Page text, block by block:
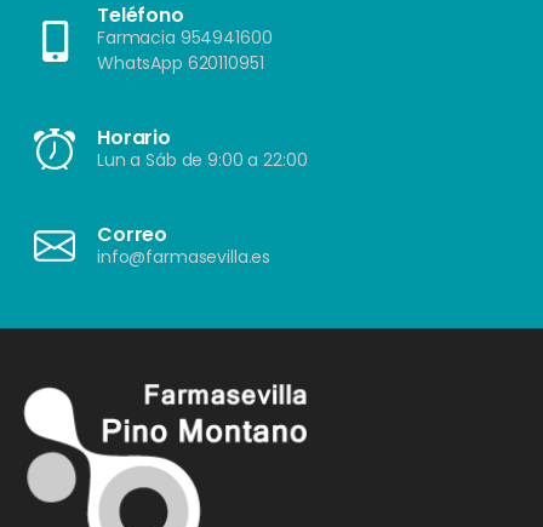
Teléfono
Farmacia 954941600
WhatsApp 620110951
Horario
Lun a Sáb de 9:00 a 22:00
Correo
info@farmasevilla.es